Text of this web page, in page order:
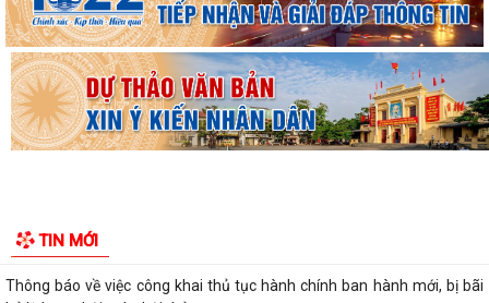
TIN MỚI
Trung tâm Phục vụ hành chính công phường Tân Hưng tiếp nhận hồ
sơ thủ tục ngoài giờ hành chính
Công văn về tăng cường công tác phòng, chống dịch bệnh mùa hè
năm 2026
Thông báo lịch công tác tuần của Lãnh đạo Ủy ban nhân dân phường
(Từ ngày 03/8/2026 đến ngày...